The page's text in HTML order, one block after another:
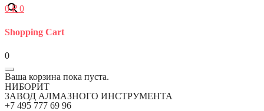
0₽ 0
Shopping Cart
0
Ваша корзина пока пуста.
НИБОРИТ
ЗАВОД АЛМАЗНОГО ИНСТРУМЕНТА
+7 495 777 69 96